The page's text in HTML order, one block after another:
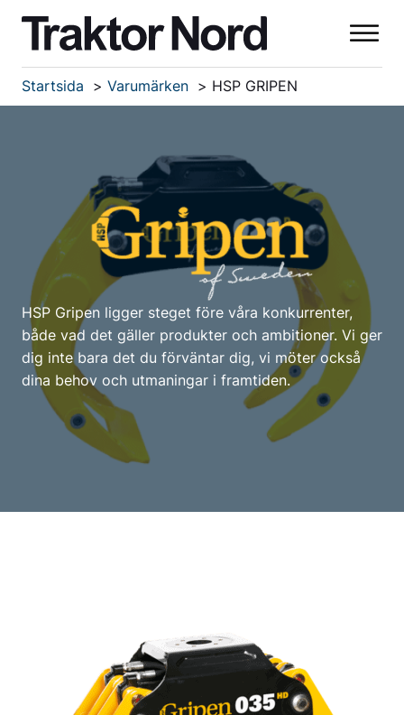
Startsida Varumärken HSP GRIPEN
HSP Gripen ligger steget före våra konkurrenter,
både vad det gäller produkter och ambitioner. Vi ger
dig inte bara det du förväntar dig, vi möter också
dina behov och utmaningar i framtiden.